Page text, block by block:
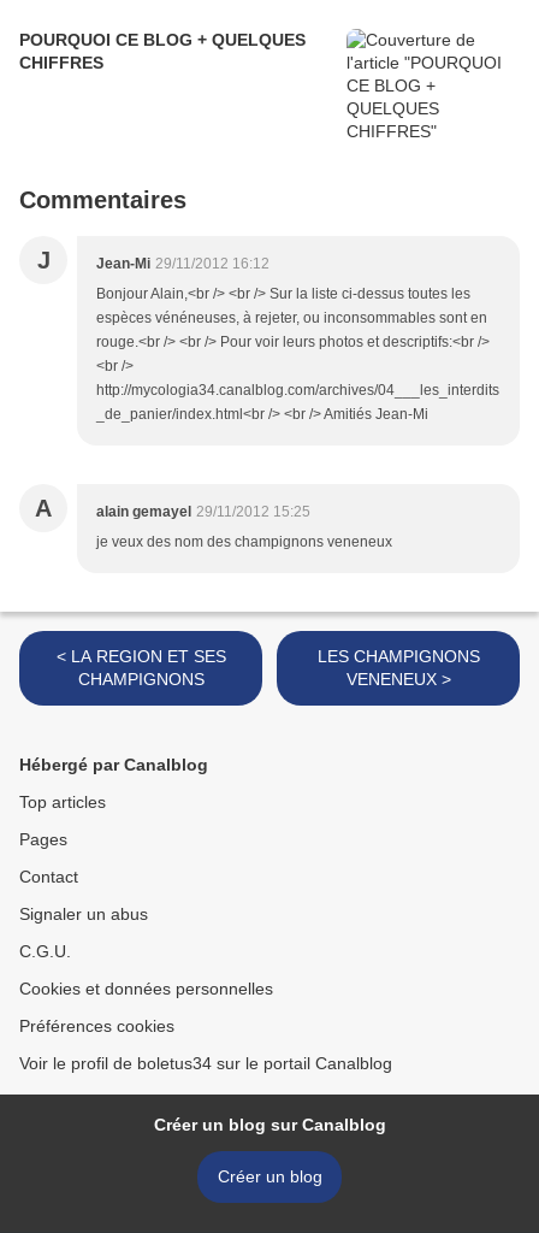
POURQUOI CE BLOG + QUELQUES
CHIFFRES
Commentaires
J Jean-Mi 29/11/2012 16:12
Bonjour Alain,<br /> <br /> Sur la liste ci-dessus toutes les
espèces vénéneuses, à rejeter, ou inconsommables sont en
rouge.<br /> <br /> Pour voir leurs photos et descriptifs:<br />
<br />
http://mycologia34.canalblog.com/archives/04___les_interdits
_de_panier/index.html<br /> <br /> Amitiés Jean-Mi
A alain gemayel 29/11/2012 15:25
je veux des nom des champignons veneneux
< LA REGION ET SES
CHAMPIGNONS
LES CHAMPIGNONS
VENENEUX >
Hébergé par Canalblog
Top articles
Pages
Contact
Signaler un abus
C.G.U.
Cookies et données personnelles
Préférences cookies
Voir le profil de boletus34 sur le portail Canalblog
Créer un blog sur Canalblog
Créer un blog